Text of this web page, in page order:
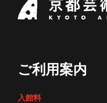
ご利用案内
入館料